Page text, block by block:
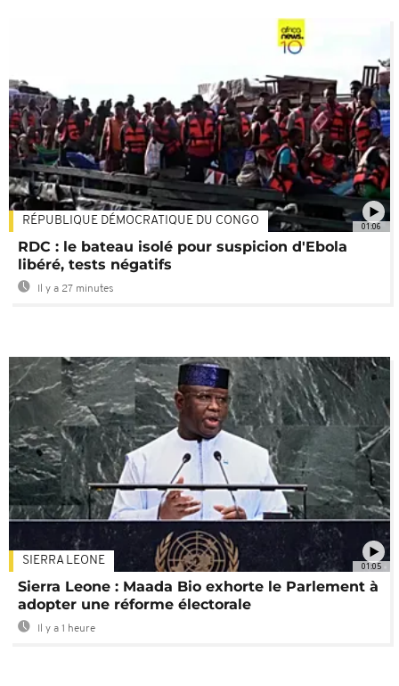
01:06
RÉPUBLIQUE DÉMOCRATIQUE DU CONGO
RDC : le bateau isolé pour suspicion d'Ebola
libéré, tests négatifs
Il y a 27 minutes
01:05
SIERRA LEONE
Sierra Leone : Maada Bio exhorte le Parlement à
adopter une réforme électorale
Il y a 1 heure